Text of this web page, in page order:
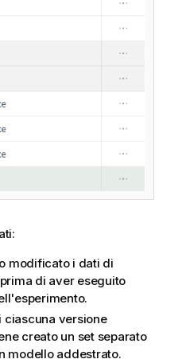
modificato i dati di
di aver eseguito
ciascuna versione
creato un set separato
modello addestrato.